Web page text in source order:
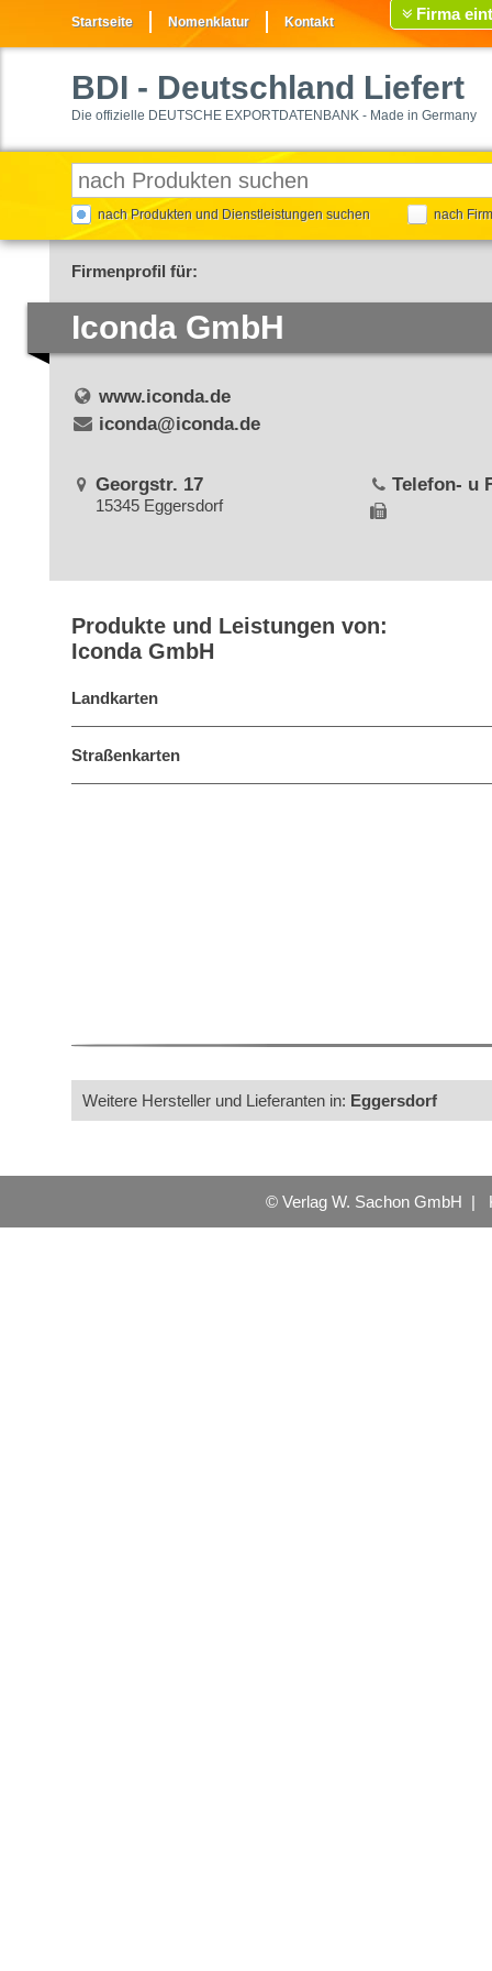
Startseite Nomenklatur Kontakt Firma
BDI - Deutschland Liefert
Die offizielle DEUTSCHE EXPORTDATENBANK - Made in Germany
nach Produkten und Dienstleistungen suchen nach
Firmenprofil für:
Iconda GmbH
www.iconda.de
iconda@iconda.de
Georgstr. 17
15345 Eggersdorf
Telefon- u
Produkte und Leistungen von:
Iconda GmbH
Landkarten
Straßenkarten
Weitere Hersteller und Lieferanten in: Eggersdorf
© Verlag W. Sachon GmbH |